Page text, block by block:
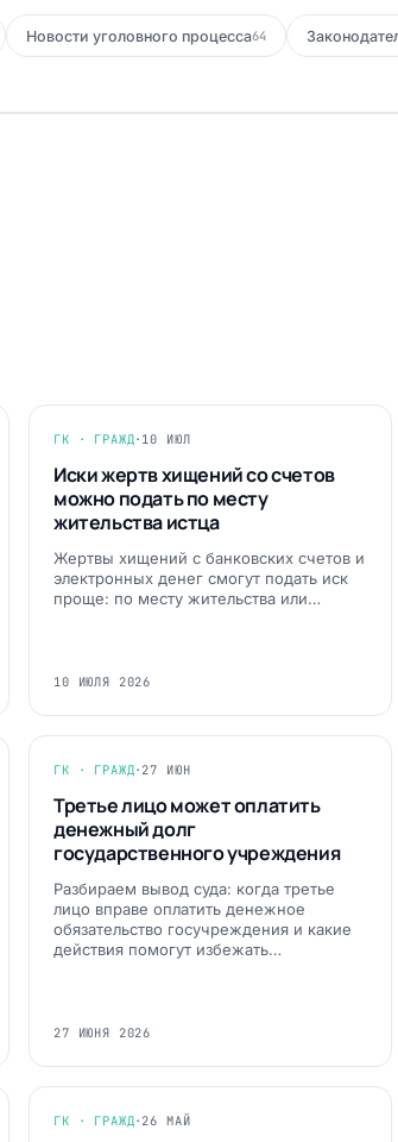
Новости уголовного процесса64
ГК · ГРАЖД· 10 ИЮЛ
Иски жертв хищений со счетов
можно подать по месту
жительства истца
Жертвы хищений с банковских счетов и
электронных денег смогут подать иск
проще: по месту жительства или…
10 ИЮЛЯ 2026
ГК · ГРАЖД· 27 ИЮН
Третье лицо может оплатить
денежный долг
государственного учреждения
Разбираем вывод суда: когда третье
лицо вправе оплатить денежное
обязательство госучреждения и какие
действия помогут избежать…
27 ИЮНЯ 2026
ГК · ГРАЖД· 26 МАЙ